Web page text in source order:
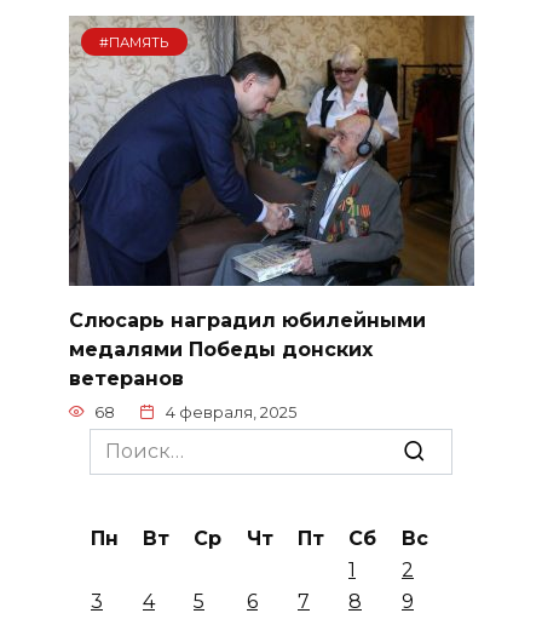
#ПАМЯТЬ
Слюсарь наградил юбилейными
медалями Победы донских
ветеранов
68 4 февраля, 2025
Search
for:
Пн Вт Ср Чт Пт Сб
Вс
1
2
3
4 5 6 7 8 9